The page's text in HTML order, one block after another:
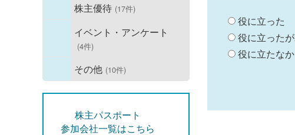
株主優待 (17件)
イベント・アンケート
(4件)
その他 (10件)
株主パスポート
参加会社一覧はこちら
役に立った
役に立った
役に立たな